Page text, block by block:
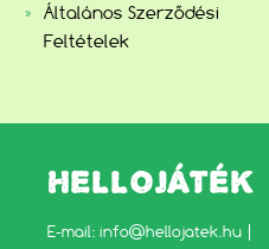
Általános Szerződési
Feltételek
HELLOJÁTÉK
E-mail: info@hellojatek.hu